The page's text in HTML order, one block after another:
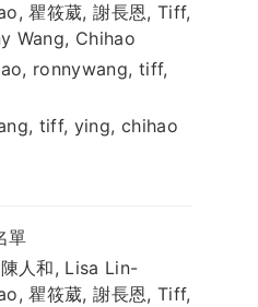
瞿筱葳, 謝長恩, Tiff,
Wang, Chihao
ronnywang, tiff,
tiff, ying, chihao
單
人和, Lisa Lin-
瞿筱葳, 謝長恩, Tiff,